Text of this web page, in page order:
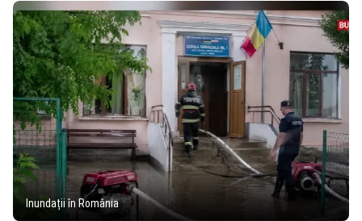
Inundații în România